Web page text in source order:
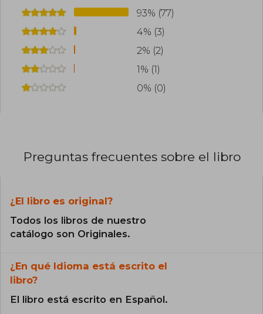
93% (77)
4% (3)
2% (2)
1% (1)
0% (0)
Preguntas frecuentes sobre el libro
¿El libro es original?
Todos los libros de nuestro
catálogo son Originales.
¿En qué Idioma está escrito el
libro?
El libro está escrito en Español.